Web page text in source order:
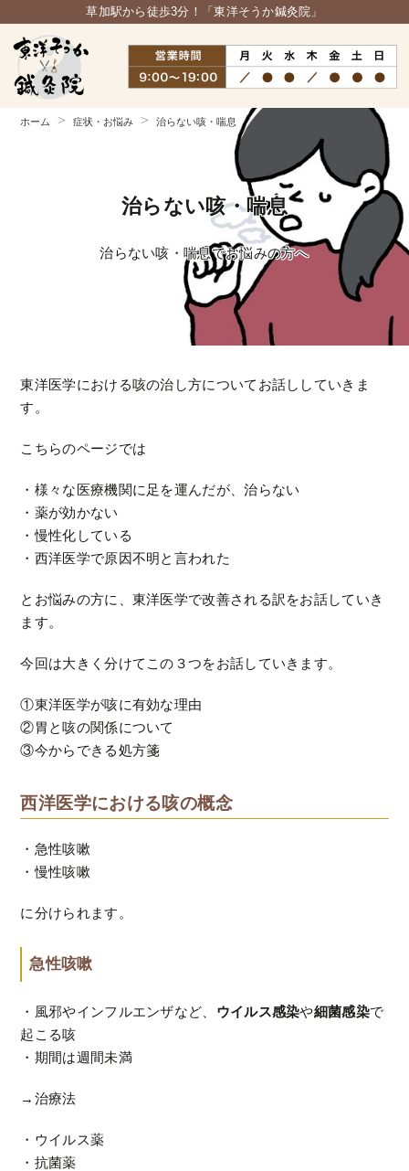
草加駅から徒歩3分！「東洋そうか鍼灸院」
ホーム 症状・お悩み 治らない咳・喘息
治らない咳・喘息
治らない咳・喘息でお悩みの方へ
東洋医学における咳の治し方についてお話ししていきま
す。
こちらのページでは
・様々な医療機関に足を運んだが、治らない
・薬が効かない
・慢性化している
・西洋医学で原因不明と言われた
とお悩みの方に、東洋医学で改善される訳をお話していき
ます。
今回は大きく分けてこの３つをお話していきます。
①東洋医学が咳に有効な理由
②胃と咳の関係について
③今からできる処方箋
西洋医学における咳の概念
・急性咳嗽
・慢性咳嗽
に分けられます。
急性咳嗽
・風邪やインフルエンザなど、 ウイルス感染や細菌感染で
起こる咳
・期間は週間未満
→治療法
・ウイルス薬
・抗菌薬